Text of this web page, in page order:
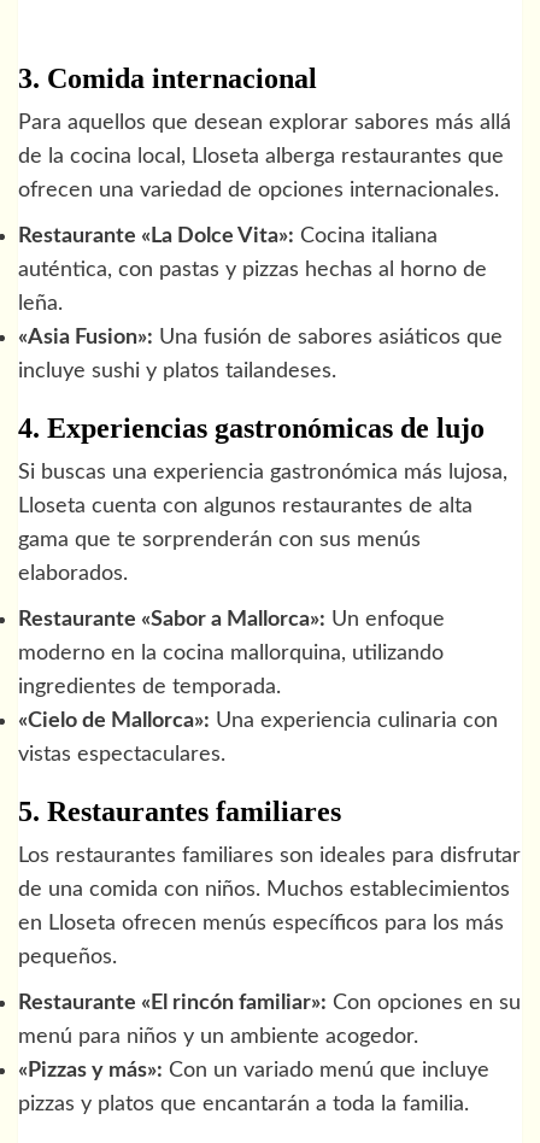
3. Comida internacional
Para aquellos que desean explorar sabores más allá
de la cocina local, Lloseta alberga restaurantes que
ofrecen una variedad de opciones internacionales.
Restaurante «La Dolce Vita»: Cocina italiana
auténtica, con pastas y pizzas hechas al horno de
leña.
«Asia Fusion»: Una fusión de sabores asiáticos que
incluye sushi y platos tailandeses.
4. Experiencias gastronómicas de lujo
Si buscas una experiencia gastronómica más lujosa,
Lloseta cuenta con algunos restaurantes de alta
gama que te sorprenderán con sus menús
elaborados.
Restaurante «Sabor a Mallorca»: Un enfoque
moderno en la cocina mallorquina, utilizando
ingredientes de temporada.
«Cielo de Mallorca»: Una experiencia culinaria con
vistas espectaculares.
5. Restaurantes familiares
Los restaurantes familiares son ideales para disfrutar
de una comida con niños. Muchos establecimientos
en Lloseta ofrecen menús específicos para los más
pequeños.
Restaurante «El rincón familiar»: Con opciones en su
menú para niños y un ambiente acogedor.
«Pizzas y más»: Con un variado menú que incluye
pizzas y platos que encantarán a toda la familia.